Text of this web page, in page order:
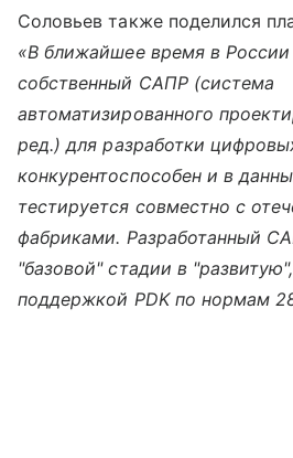
Соловьев также поделился
«В ближайшее время в России
собственный САПР (система
автоматизированного
ред.) для разработки
конкурентоспособен и в
тестируется совместно с
фабриками. Разработанный
"базовой" стадии в
поддержкой PDK по нормам